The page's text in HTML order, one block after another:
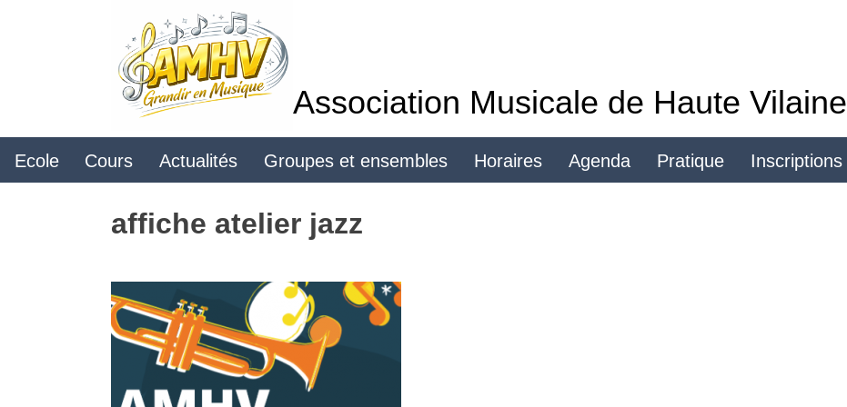
Association Musicale de Haute Vilaine
Ecole Cours Actualités Groupes et ensembles Horaires Agenda Pratique Inscriptions
affiche atelier jazz